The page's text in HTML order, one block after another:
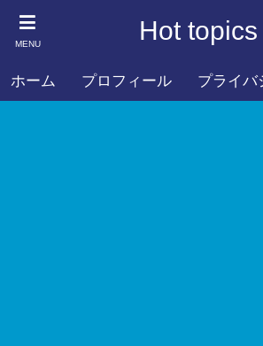
MENU Hot topics
ホーム プロフィール プライバ